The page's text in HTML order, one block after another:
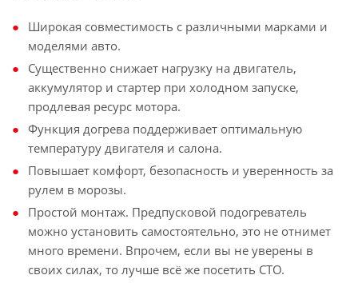
Широкая совместимость с различными марками и
моделями авто.
Существенно снижает нагрузку на двигатель,
аккумулятор и стартер при холодном запуске,
продлевая ресурс мотора.
Функция догрева поддерживает оптимальную
температуру двигателя и салона.
Повышает комфорт, безопасность и уверенность за
рулем в морозы.
Простой монтаж. Предпусковой подогреватель
можно установить самостоятельно, это не отнимет
много времени. Впрочем, если вы не уверены в
своих силах, то лучше всё же посетить СТО.